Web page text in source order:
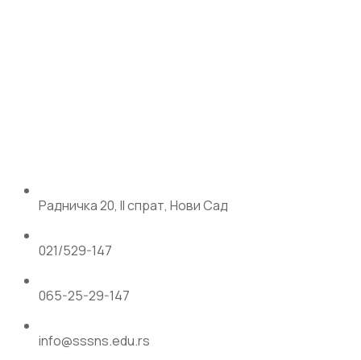
Радничка 20, II спрат, Нови Сад
021/529-147
065-25-29-147
info@sssns.edu.rs